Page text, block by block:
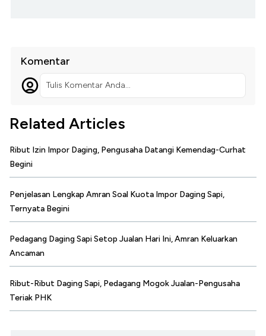
Komentar
Tulis Komentar Anda...
Related Articles
Ribut Izin Impor Daging, Pengusaha Datangi Kemendag-Curhat
Begini
Penjelasan Lengkap Amran Soal Kuota Impor Daging Sapi,
Ternyata Begini
Pedagang Daging Sapi Setop Jualan Hari Ini, Amran Keluarkan
Ancaman
Ribut-Ribut Daging Sapi, Pedagang Mogok Jualan-Pengusaha
Teriak PHK